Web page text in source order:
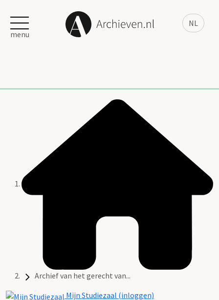
NL
menu
Archief van het gerecht van...
Mijn Studiezaal (inloggen)